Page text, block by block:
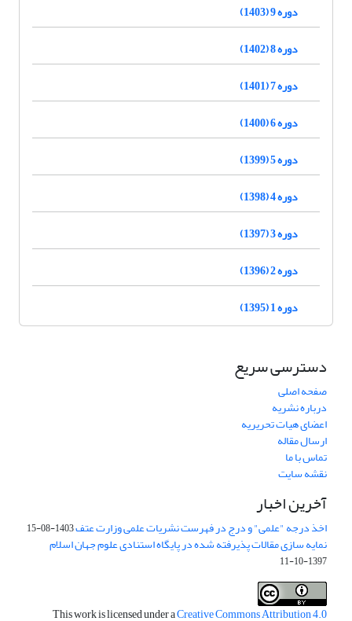
دوره 9 (1403)
دوره 8 (1402)
دوره 7 (1401)
دوره 6 (1400)
دوره 5 (1399)
دوره 4 (1398)
دوره 3 (1397)
دوره 2 (1396)
دوره 1 (1395)
دسترسی سریع
صفحه اصلی
درباره نشریه
اعضای هیات تحریریه
ارسال مقاله
تماس با ما
نقشه سایت
آخرین اخبار
اخذ درجه "علمی" و درج در فهرست نشریات علمی وزارت عتف1403-08-15
نمایه سازی مقالات پذیرفته شده در پایگاه استنادی علوم جهان اسلام
1397-10-11
This work is licensed under aCreative Commons Attribution 4.0